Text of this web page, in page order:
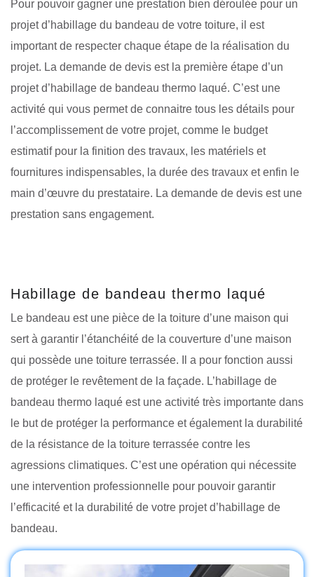
Pour pouvoir gagner une prestation bien déroulée pour un
projet d’habillage du bandeau de votre toiture, il est
important de respecter chaque étape de la réalisation du
projet. La demande de devis est la première étape d’un
projet d’habillage de bandeau thermo laqué. C’est une
activité qui vous permet de connaitre tous les détails pour
l’accomplissement de votre projet, comme le budget
estimatif pour la finition des travaux, les matériels et
fournitures indispensables, la durée des travaux et enfin le
main d’œuvre du prestataire. La demande de devis est une
prestation sans engagement.
Habillage de bandeau thermo laqué
Le bandeau est une pièce de la toiture d’une maison qui
sert à garantir l’étanchéité de la couverture d’une maison
qui possède une toiture terrassée. Il a pour fonction aussi
de protéger le revêtement de la façade. L’habillage de
bandeau thermo laqué est une activité très importante dans
le but de protéger la performance et également la durabilité
de la résistance de la toiture terrassée contre les
agressions climatiques. C’est une opération qui nécessite
une intervention professionnelle pour pouvoir garantir
l’efficacité et la durabilité de votre projet d’habillage de
bandeau.